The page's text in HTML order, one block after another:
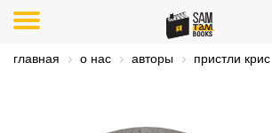
главная о нас авторы пристли крис